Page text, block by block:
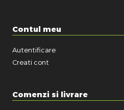
Contul meu
Autentificare
Creati cont
Comenzi si livrare